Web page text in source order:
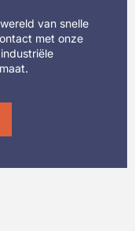
van snelle
met onze